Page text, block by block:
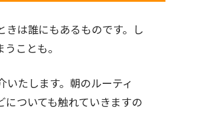
は誰にもあるものです。し
ことも。
たします。朝のルーティ
ついても触れていきますの